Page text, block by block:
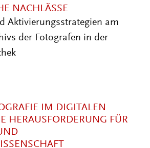
NACHLÄSSE
Aktivierungsstrategien am
der Fotografen in der
IM DIGITALEN
HERAUSFORDERUNG FÜR